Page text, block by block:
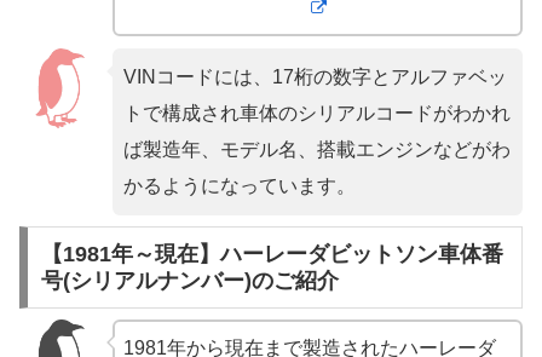
VINコードには、17桁の数字とアルファベッ
トで構成され車体のシリアルコードがわかれ
ば製造年、モデル名、搭載エンジンなどがわ
かるようになっています。
【1981年～現在】ハーレーダビットソン車体番
号(シリアルナンバー)のご紹介
1981年から現在まで製造されたハーレーダ